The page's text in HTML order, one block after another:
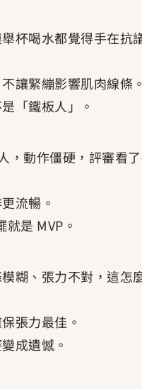
杯喝水都覺得手在抗
讓緊繃影響肌肉線條。
「鐵板人」。
，動作僵硬，評審看
流暢。
是 MVP。
糊、張力不對，這怎
張力最佳。
成遺憾。